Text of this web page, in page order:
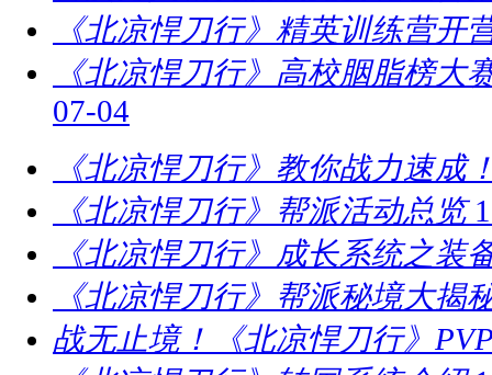
《北凉悍刀行》精英训练营开
《北凉悍刀行》高校胭脂榜大
07-04
《北凉悍刀行》教你战力速成
《北凉悍刀行》帮派活动总览
《北凉悍刀行》成长系统之装
《北凉悍刀行》帮派秘境大揭
战无止境！《北凉悍刀行》